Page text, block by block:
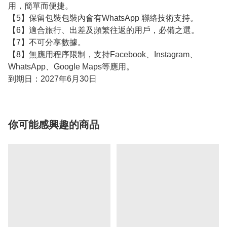
用，簡單而便捷。
【5】保留包裝包裝內會有WhatsApp 聯絡技術支持。
【6】適合旅行、出差及頻繁往返的用戶，必備之選。
【7】不可分享數據。
【8】無應用程序限制，支持Facebook、Instagram、
WhatsApp、Google Maps等應用。
到期日：2027年6月30日
你可能感興趣的商品